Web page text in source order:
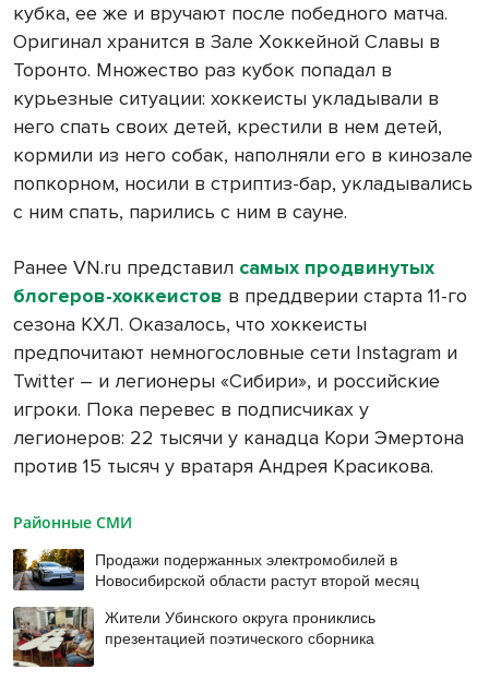
кубка, ее же и вручают после победного матча.
Оригинал хранится в Зале Хоккейной Славы в
Торонто. Множество раз кубок попадал в
курьезные ситуации: хоккеисты укладывали в
него спать своих детей, крестили в нем детей,
кормили из него собак, наполняли его в кинозале
попкорном, носили в стриптиз-бар, укладывались
с ним спать, парились с ним в сауне.
Ранее VN.ru представил самых продвинутых
блогеров-хоккеистов в преддверии старта 11-го
сезона КХЛ. Оказалось, что хоккеисты
предпочитают немногословные сети Instagram и
Twitter – и легионеры «Сибири», и российские
игроки. Пока перевес в подписчиках у
легионеров: 22 тысячи у канадца Кори Эмертона
против 15 тысяч у вратаря Андрея Красикова.
Районные СМИ
Продажи подержанных электромобилей в
Новосибирской области растут второй месяц
Жители Убинского округа прониклись
презентацией поэтического сборника